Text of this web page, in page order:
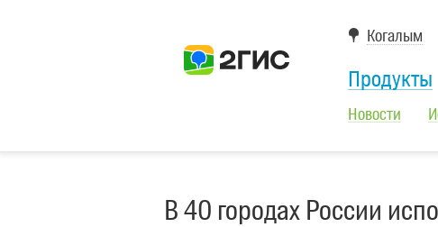
Продукты
Новости
Когалым
В 40 городах России